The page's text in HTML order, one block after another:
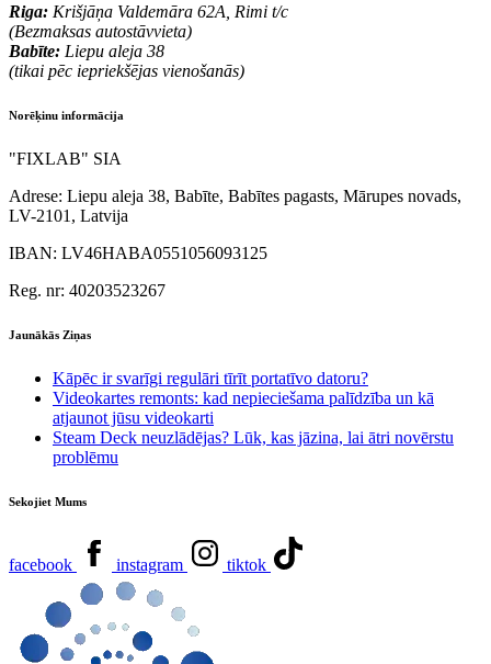
Riga: Krišjāņa Valdemāra 62A, Rimi t/c
(Bezmaksas autostāvvieta)
Babīte: Liepu aleja 38
(tikai pēc iepriekšējas vienošanās)
Norēķinu informācija
"FIXLAB" SIA
Adrese: Liepu aleja 38, Babīte, Babītes pagasts, Mārupes novads,
LV-2101, Latvija
IBAN: LV46HABA0551056093125
Reg. nr: 40203523267
Jaunākās Ziņas
Kāpēc ir svarīgi regulāri tīrīt portatīvo datoru?
Videokartes remonts: kad nepieciešama palīdzība un kā
atjaunot jūsu videokarti
Steam Deck neuzlādējas? Lūk, kas jāzina, lai ātri novērstu
problēmu
Sekojiet Mums
facebook instagram tiktok